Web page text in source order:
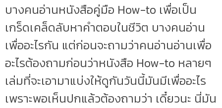
บางคนอ่านหนังสือคู่มือ How-to เพื่อเป็น
เกร็ดเคล็ดลับหาคำตอบในชีวิต บางคนอ่าน
เพื่ออะไรกัน แต่ก่อนจะถามว่าคนอ่านอ่านเพื่อ
อะไรต้องถามก่อนว่าหนังสือ How-to หลายๆ
เล่มที่จะเอามาแบ่งให้ดูกันวันนี้มันมีเพื่ออะไร
เพราะพอเห็นปกแล้วต้องถามว่า เดี๋ยวนะ นี่มัน